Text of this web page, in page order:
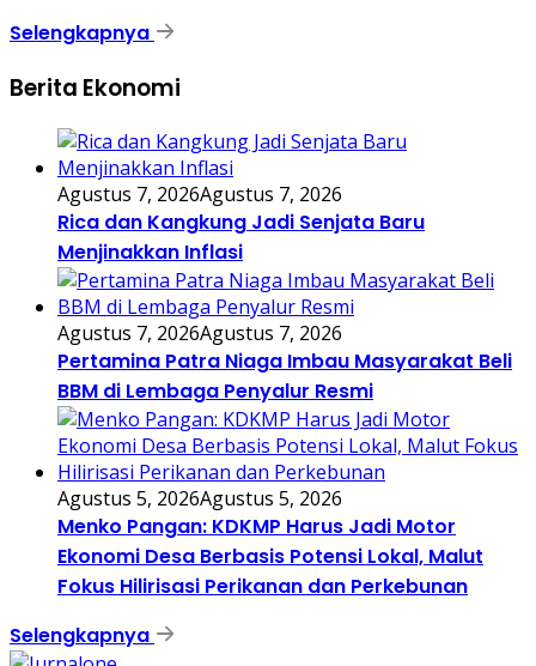
Selengkapnya
Berita Ekonomi
Agustus 7, 2026Agustus 7, 2026
Rica dan Kangkung Jadi Senjata Baru
Menjinakkan Inflasi
Agustus 7, 2026Agustus 7, 2026
Pertamina Patra Niaga Imbau Masyarakat Beli
BBM di Lembaga Penyalur Resmi
Agustus 5, 2026Agustus 5, 2026
Menko Pangan: KDKMP Harus Jadi Motor
Ekonomi Desa Berbasis Potensi Lokal, Malut
Fokus Hilirisasi Perikanan dan Perkebunan
Selengkapnya